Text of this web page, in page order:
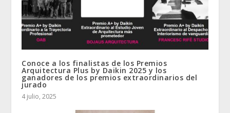
Conoce a los finalistas de los Premios
Arquitectura Plus by Daikin 2025 y los
ganadores de los premios extraordinarios del
jurado
4 julio, 2025